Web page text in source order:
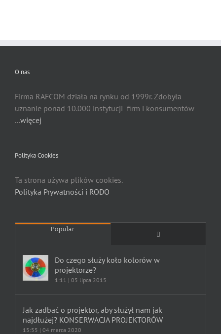
O nas
Firma RAFCOM działa na rynku od 1999r. Zdobyła
uznanie ponad 10.000 instytucji firm i konsumentów
...więcej
Polityka Cookies
Ta strona używa plików cookies.
Polityka Prywatności i RODO
Popular
Comments
Do czego służy koło kolorów w
projektorze?
1:11 | 05 lipca 2015
Jak zadbać o projektor, aby służył nam jak
najdłużej? KONSERWACJA PROJEKTORÓW
15:55 | 04 marca 2020